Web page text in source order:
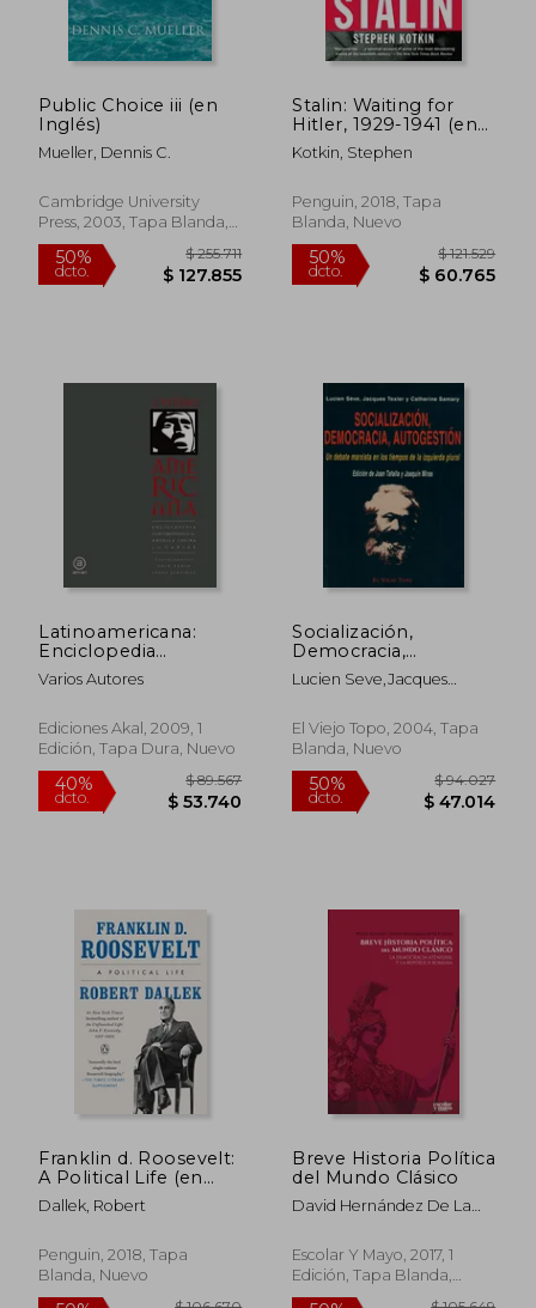
dcto. $ 47.955 dcto.
Public Choice iii (en
Inglés)
Mueller, Dennis C.
Cambridge University
Press, 2003, Tapa Blanda,
Nuevo
50%
dcto.
$ 255.711
$ 127.855
Stalin: Waiting for
Hitler, 1929-1941 (en
Inglés)
Kotkin, Stephen
Penguin, 2018, Tapa
Blanda, Nuevo
50%
dcto. $
Latinoamericana:
Enciclopedia
Contemporanea de
America Latina y el
Contemporary Latin-
American and
Encyclopedia
(Spanish Edition)
Varios Autores
Ediciones Akal, 2009, 1
Edición, Tapa Dura, Nuevo
Socialización,
Democracia,
Autogestión: Un
Debate Marxista en
Izquierda Plural
(Ensayo)
Lucien Seve,Jacques
El Viejo Topo, 2004, Tapa
Blanda, Nuevo
Franklin d. Roosevelt:
A Political Life (en
Inglés)
Dallek, Robert
Penguin, 2018, Tapa
Blanda, Nuevo
Breve Historia Política
del Mundo Clásico
David Hernández De La
Escolar Y Mayo, 2017, 1
Edición, Tapa Blanda,
Nuevo